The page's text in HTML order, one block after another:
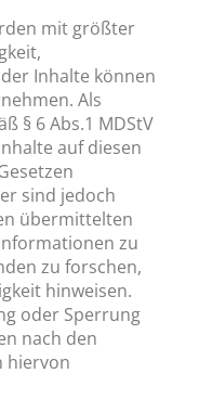
mit größter
Inhalte können
Als
§ 6 Abs.1 MDStV
auf diesen
sind jedoch
übermittelten
zu
zu forschen,
hinweisen.
oder Sperrung
nach den
hiervon